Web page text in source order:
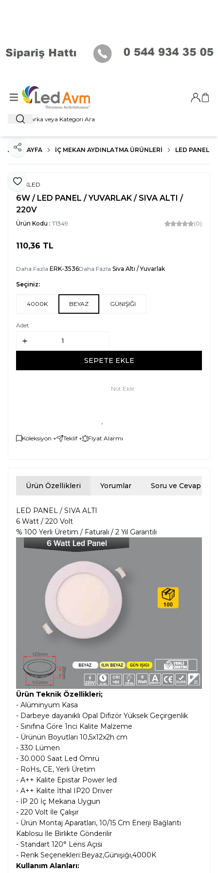
Ara
Giriş
ANA SAYFA İÇ MEKAN AYDINLATMA ÜRÜNLERI LED PANEL
Favoriye Ekle
Paylaş
ERKLED
6W / LED PANEL / YUVARLAK / SIVA ALTI /
220V
Ürün Kodu : T1349 (0)
110,36 TL
Daha Fazla ERK-3536Daha Fazla Sıva Altı / Yuvarlak
Seçiniz:
4000K BEYAZ GÜNIŞIĞI
Adet
SEPETE EKLE
Not Ekle
Koleksiyon + Teklif + Fiyat Alarmı
Ürün Özellikleri Yorumlar Soru ve Cevap
LED PANEL / SIVA ALTI
6 Watt / 220 Volt
% 100 Yerli Üretim / Faturalı / 2 Yıl Garantili
Ürün Teknik Özellikleri;
- Alüminyum Kasa
- Darbeye dayanıklı Opal Difizör Yüksek Geçirgenlik
- Sınıfına Göre 1nci Kalite Malzeme
- Ürünün Boyutları 10,5x12x2h cm
- 330 Lümen
- 30.000 Saat Led Ömrü
- RoHs, CE, Yerli Üretim
- A++ Kalite Epistar Power led
- A++ Kalite İthal IP20 Driver
- İP 20 İç Mekana Uygun
- 220 Volt İle Çalışır
- Ürün Montaj Aparatları, 10/15 Cm Enerji Bağlantı
Kablosu İle Birlikte Gönderilir
- Standart 120° Lens Açısı
- Renk Seçenekleri:Beyaz,Günışığı,4000K
Kullanım Alanları: